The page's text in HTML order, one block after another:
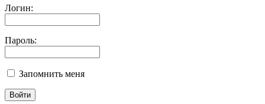
Логин:
Пароль:
Запомнить меня